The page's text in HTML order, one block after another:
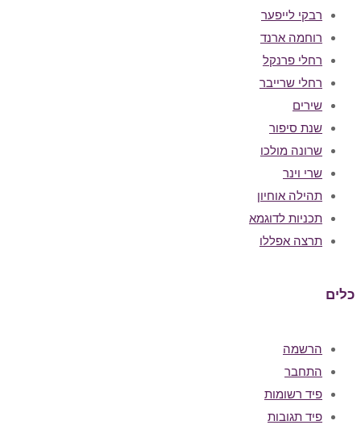
רבקי לייפער
רוחמה ארנד
רחלי פרנקל
רחלי שרייבר
שירים
שנת סיפור
שרונה מולכו
שרי וינר
תהילה אוחיון
תכניות לדוגמא
תרצה אפללו
כלים
הרשמה
התחבר
פיד רשומות
פיד תגובות